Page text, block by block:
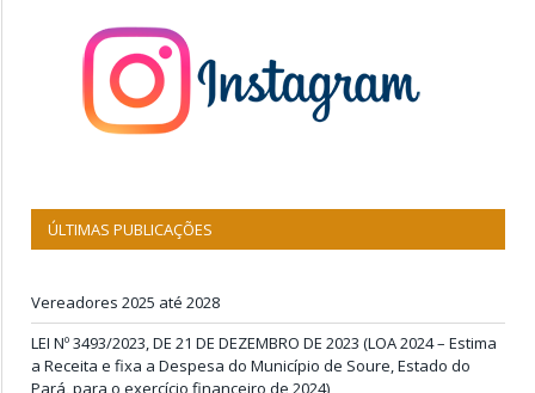
ÚLTIMAS PUBLICAÇÕES
Vereadores 2025 até 2028
LEI Nº 3493/2023, DE 21 DE DEZEMBRO DE 2023 (LOA 2024 – Estima
a Receita e fixa a Despesa do Município de Soure, Estado do
Pará, para o exercício financeiro de 2024)